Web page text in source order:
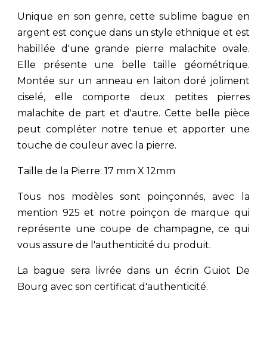
Unique en son genre, cette sublime bague en
argent est conçue dans un style ethnique et est
habillée d'une grande pierre malachite ovale.
Elle présente une belle taille géométrique.
Montée sur un anneau en laiton doré joliment
ciselé, elle comporte deux petites pierres
malachite de part et d'autre. Cette belle pièce
peut compléter notre tenue et apporter une
touche de couleur avec la pierre.
Taille de la Pierre: 17 mm X 12mm
Tous nos modèles sont poinçonnés, avec la
mention 925 et notre poinçon de marque qui
représente une coupe de champagne, ce qui
vous assure de l'authenticité du produit.
La bague sera livrée dans un écrin Guiot De
Bourg avec son certificat d'authenticité.